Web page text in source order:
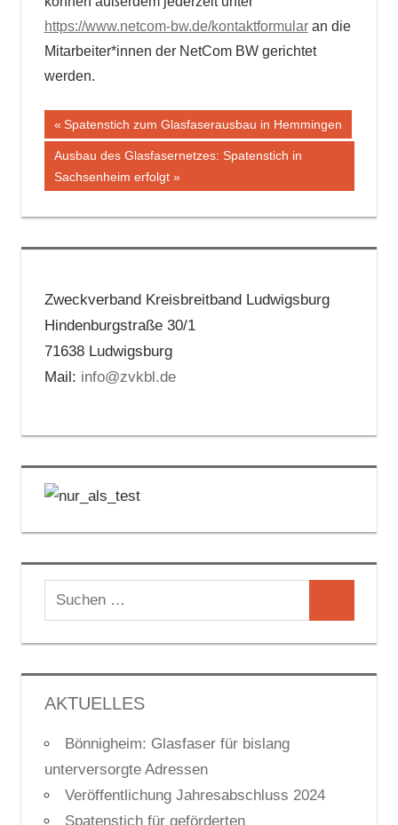
https://www.netcom-bw.de/kontaktformularan die
Mitarbeiter*innen der NetCom BW gerichtet
werden.
Beitragsnavigation
Vorheriger
Beitrag:
Spatenstich zum Glasfaserausbau in Hemmingen
Nächster
Beitrag:
Ausbau des Glasfasernetzes: Spatenstich in
Sachsenheim erfolgt
Zweckverband Kreisbreitband Ludwigsburg
Hindenburgstraße 30/1
71638 Ludwigsburg
Mail: info@zvkbl.de
Suchen
nach:
AKTUELLES
Bönnigheim: Glasfaser für bislang
unterversorgte Adressen
Veröffentlichung Jahresabschluss 2024
Spatenstich für geförderten